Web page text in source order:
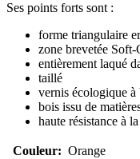
Ses points forts sont :
forme triangulaire
zone brevetée
entièrement laqué
taillé
vernis écologique à
bois issu de
haute résistance à
Couleur: Orange